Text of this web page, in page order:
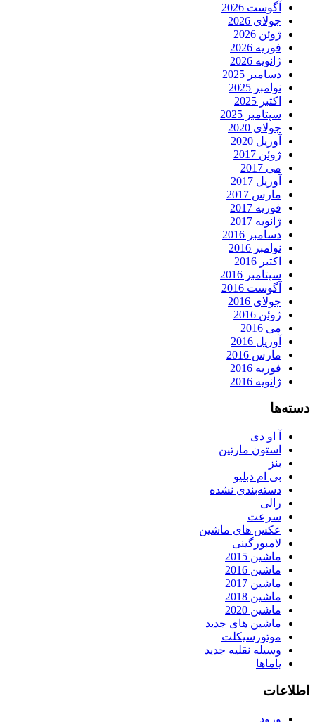
آگوست 2026
جولای 2026
ژوئن 2026
فوریه 2026
ژانویه 2026
دسامبر 2025
نوامبر 2025
اکتبر 2025
سپتامبر 2025
جولای 2020
آوریل 2020
ژوئن 2017
می 2017
آوریل 2017
مارس 2017
فوریه 2017
ژانویه 2017
دسامبر 2016
نوامبر 2016
اکتبر 2016
سپتامبر 2016
آگوست 2016
جولای 2016
ژوئن 2016
می 2016
آوریل 2016
مارس 2016
فوریه 2016
ژانویه 2016
دسته‌ها
آ او دی
استون مارتین
بنز
بی ام دبلیو
دسته‌بندی نشده
رالی
سرعت
عکس های ماشین
لامبورگینی
ماشین 2015
ماشین 2016
ماشین 2017
ماشین 2018
ماشین 2020
ماشین های جدید
موتورسیکلت
وسیله نقلیه جدید
یاماها
اطلاعات
ورود